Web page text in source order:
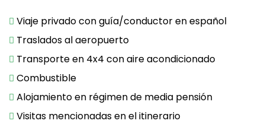
Viaje privado con guía/conductor en español
Traslados al aeropuerto
Transporte en 4x4 con aire acondicionado
Combustible
Alojamiento en régimen de media pensión
Visitas mencionadas en el itinerario